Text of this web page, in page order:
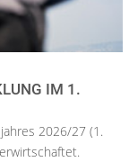
IM 1.
2026/27 (1.